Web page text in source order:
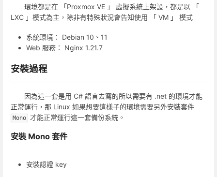
環境都是在 「Proxmox VE 」 虛擬系統上架設，都是以 「
LXC 」模式為主，除非有特殊狀況會告知使用 「 VM 」 模式
系統環境： Debian 10、11
Web 服務： Nginx 1.21.7
安裝過程
因為這一套是用 C# 語言去寫的所以需要有 .net 的環境才能
正常運行，那 Linux 如果想要這樣子的環境需要另外安裝套件
Mono 才能正常運行這一套備份系統。
安裝 Mono 套件
安裝認證 key